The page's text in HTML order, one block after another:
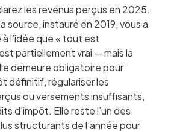
les revenus perçus en 2025.
source, instauré en 2019, vous a
l’idée que « tout est
partiellement vrai — mais la
demeure obligatoire pour
définitif, régulariser les
ou versements insuffisants,
d’impôt. Elle reste l’un des
structurants de l’année pour